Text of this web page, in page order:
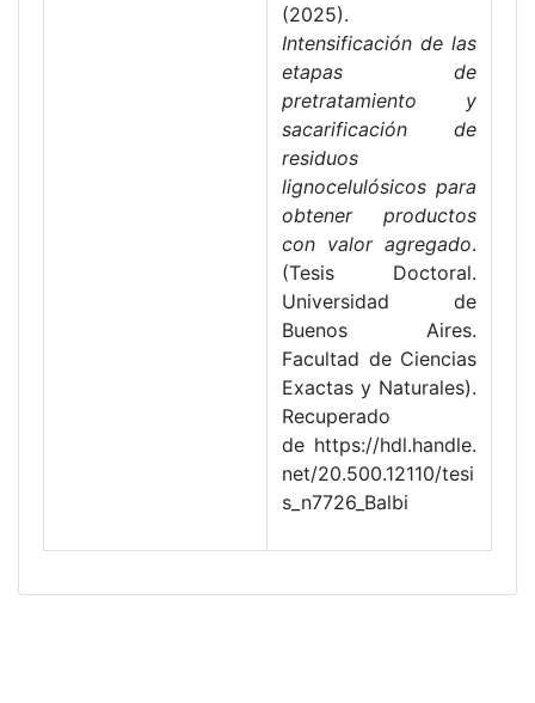
(2025).
Intensificación de las
etapas de
pretratamiento y
sacarificación de
residuos
lignocelulósicos para
obtener productos
con valor agregado.
(Tesis Doctoral.
Universidad de
Buenos Aires.
Facultad de Ciencias
Exactas y Naturales).
Recuperado
de https://hdl.handle.
net/20.500.12110/tesi
s_n7726_Balbi